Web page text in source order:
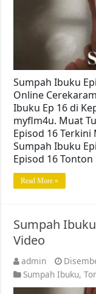
Sumpah Ibuku
Online
Ibuku Ep 16 di
myflm4u. Muat
Episod 16 Terkini
Sumpah Ibuku
Episod 16
Read More »
Sumpah
Video
admin
Sumpah Ibuku,